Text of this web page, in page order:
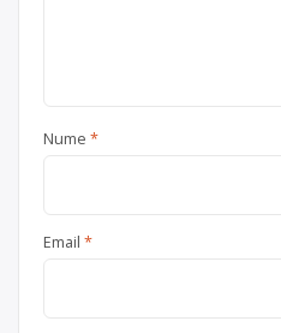
Nume *
Email *